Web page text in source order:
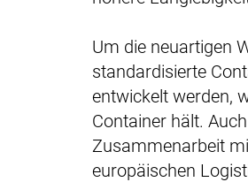
Um die neuartigen
standardisierte
entwickelt werden,
Container hält.
Zusammenarbeit
europäischen